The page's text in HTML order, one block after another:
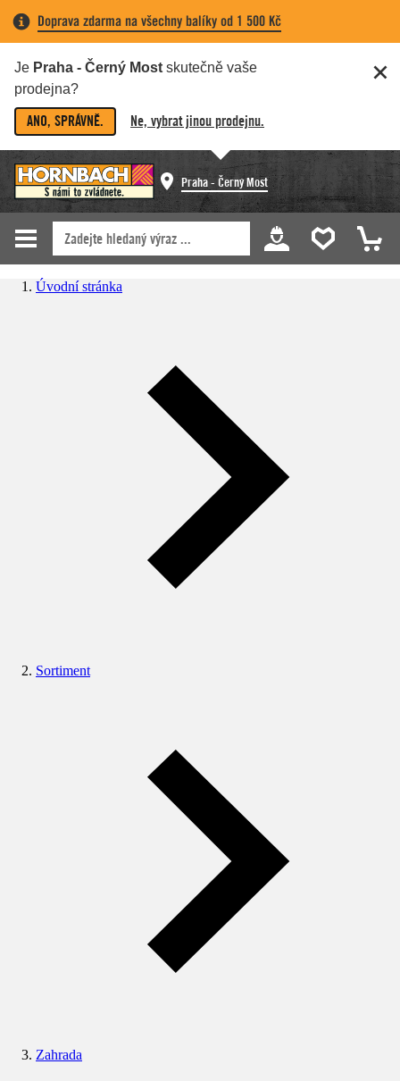
Doprava zdarma na všechny balíky od 1 500 Kč
Je Praha - Černý Most skutečně vaše
prodejna?
ANO, SPRÁVNĚ. Ne, vybrat jinou prodejnu.
Praha - Černý Most
Úvodní stránka
Sortiment
Zahrada